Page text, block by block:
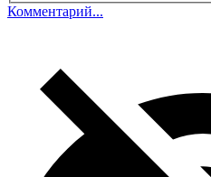
Комментарий...